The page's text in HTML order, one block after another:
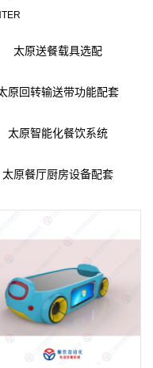
太原送餐载具选配
原回转输送带功能配套
太原智能化餐饮系统
太原餐厅厨房设备配套